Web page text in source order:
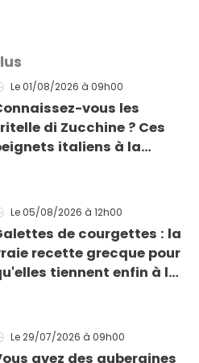
Le 01/08/2026 à 09h00
vous les
di Zucchine ? Ces
italiens à la
Le 05/08/2026 à 12h00
de courgettes : la
recette grecque pour
tiennent enfin à la
Le 29/07/2026 à 09h00
avez des aubergines